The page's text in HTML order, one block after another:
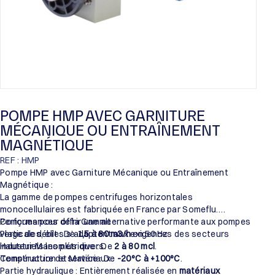
POMPE HMP AVEC GARNITURE
MÉCANIQUE OU ENTRAÎNEMENT
MAGNÉTIQUE
REF : HMP
Pompe HMP avec Garniture Mécanique ou Entraînement
Magnétique :
La gamme de pompes centrifuges horizontales
monocellulaires est fabriquée en France par Someflu.
Conçues pour offrir une alternative performante aux pompes
verticales, elles s’adaptent aux exigences des secteurs
industriels les plus divers.
Performances de la Gamme :
Plage de débit : De1,5 à 80 m3/hen 50 Hz.
Hauteur Manométrique : De 2 à 80 mcl.
Température de service : De -20°C à +100°C.
Construction et Matériaux :
Partie hydraulique : Entièrement réalisée en matériaux